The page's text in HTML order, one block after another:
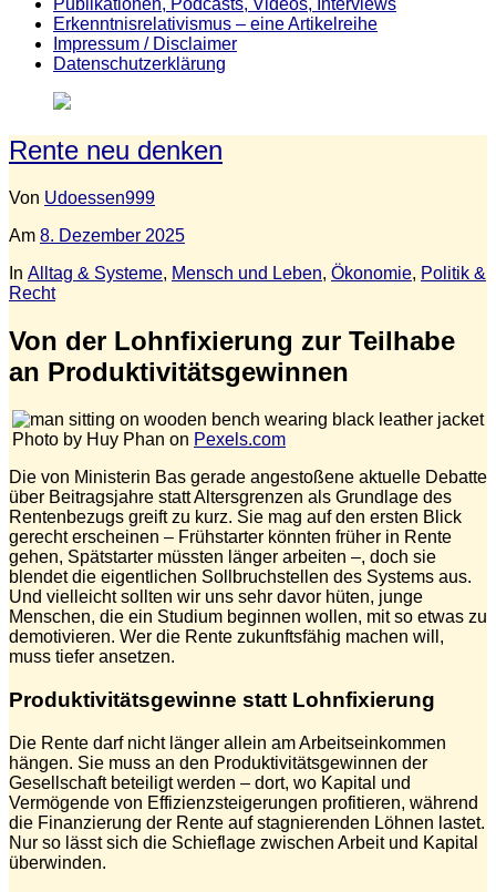
Erkenntnisrelativismus – eine Artikelreihe
Impressum / Disclaimer
Datenschutzerklärung
Rente neu denken
Von Udoessen999
Am 8. Dezember 2025
In Alltag & Systeme, Mensch und Leben, Ökonomie, Politik &
Recht
Von der Lohnfixierung zur Teilhabe
an Produktivitätsgewinnen
Photo by Huy Phan on Pexels.com
Die von Ministerin Bas gerade angestoßene aktuelle Debatte
über Beitragsjahre statt Altersgrenzen als Grundlage des
Rentenbezugs greift zu kurz. Sie mag auf den ersten Blick
gerecht erscheinen – Frühstarter könnten früher in Rente
gehen, Spätstarter müssten länger arbeiten –, doch sie
blendet die eigentlichen Sollbruchstellen des Systems aus.
Und vielleicht sollten wir uns sehr davor hüten, junge
Menschen, die ein Studium beginnen wollen, mit so etwas zu
demotivieren. Wer die Rente zukunftsfähig machen will,
muss tiefer ansetzen.
Produktivitätsgewinne statt Lohnfixierung
Die Rente darf nicht länger allein am Arbeitseinkommen
hängen. Sie muss an den Produktivitätsgewinnen der
Gesellschaft beteiligt werden – dort, wo Kapital und
Vermögende von Effizienzsteigerungen profitieren, während
die Finanzierung der Rente auf stagnierenden Löhnen lastet.
Nur so lässt sich die Schieflage zwischen Arbeit und Kapital
überwinden.